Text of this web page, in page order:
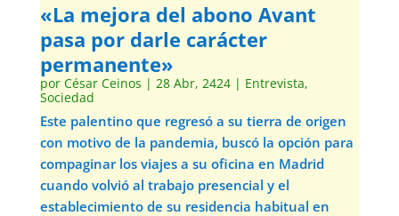
«La mejora del abono Avant
pasa por darle carácter
permanente»
por César Ceinos | 28 Abr, 2424| Entrevista,
Sociedad
Este palentino que regresó a su tierra de origen
con motivo de la pandemia, buscó la opción para
compaginar los viajes a su oficina en Madrid
cuando volvió al trabajo presencial y el
establecimiento de su residencia habitual en